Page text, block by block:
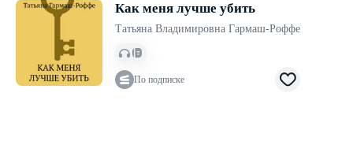
Как меня лучше убить
Татьяна Владимировна Гармаш-Роффе
По подписке